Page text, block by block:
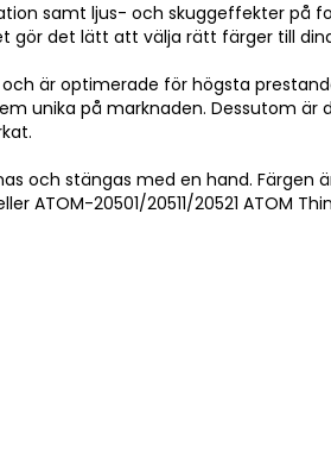
samt ljus- och skuggeffekter på
det lätt att välja rätt färger till
är optimerade för högsta
unika på marknaden. Dessutom är
och stängas med en hand. Färgen
ATOM-20501/20511/20521 ATOM